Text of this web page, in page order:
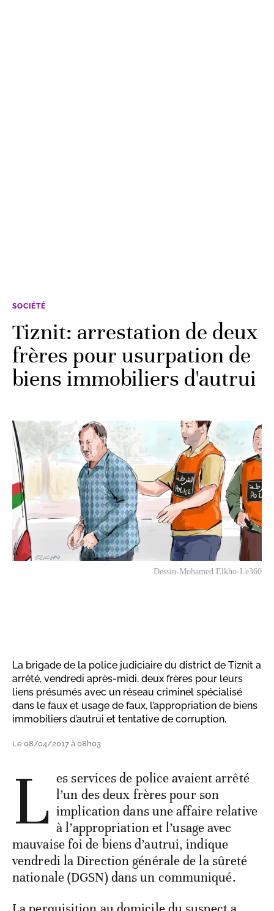
SOCIÉTÉ
Tiznit: arrestation de deux
frères pour usurpation de
biens immobiliers d'autrui
Dessin-Mohamed Elkho-Le360
La brigade de la police judiciaire du district de Tiznit a
arrêté, vendredi après-midi, deux frères pour leurs
liens présumés avec un réseau criminel spécialisé
dans le faux et usage de faux, l’appropriation de biens
immobiliers d’autrui et tentative de corruption.
Le 08/04/2017 à 08h03
L es services de police avaient arrêté
l’un des deux frères pour son
implication dans une affaire relative
à l’appropriation et l’usage avec
mauvaise foi de biens d’autrui, indique
vendredi la Direction générale de la sûreté
nationale (DGSN) dans un communiqué.